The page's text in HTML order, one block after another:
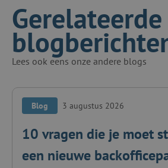
Gerelateerde
Lees ook eens onze andere blogs
Blog 3 augustus 2026
10 vragen die je moet
een nieuwe